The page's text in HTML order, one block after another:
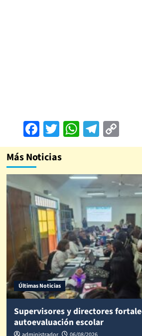
Facebook
Twitter
Más Noticias
Últimas Noticias
Supervisores y directores
autoevaluación escolar